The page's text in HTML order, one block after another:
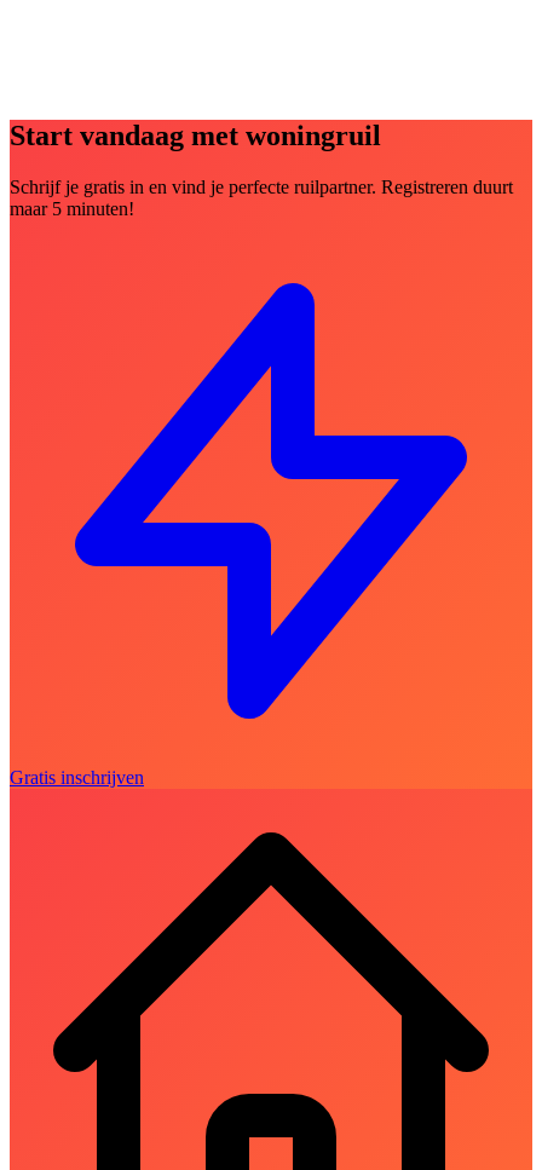
Start vandaag met woningruil
Schrijf je gratis in en vind je perfecte ruilpartner. Registreren duurt
maar 5 minuten!
Gratis inschrijven